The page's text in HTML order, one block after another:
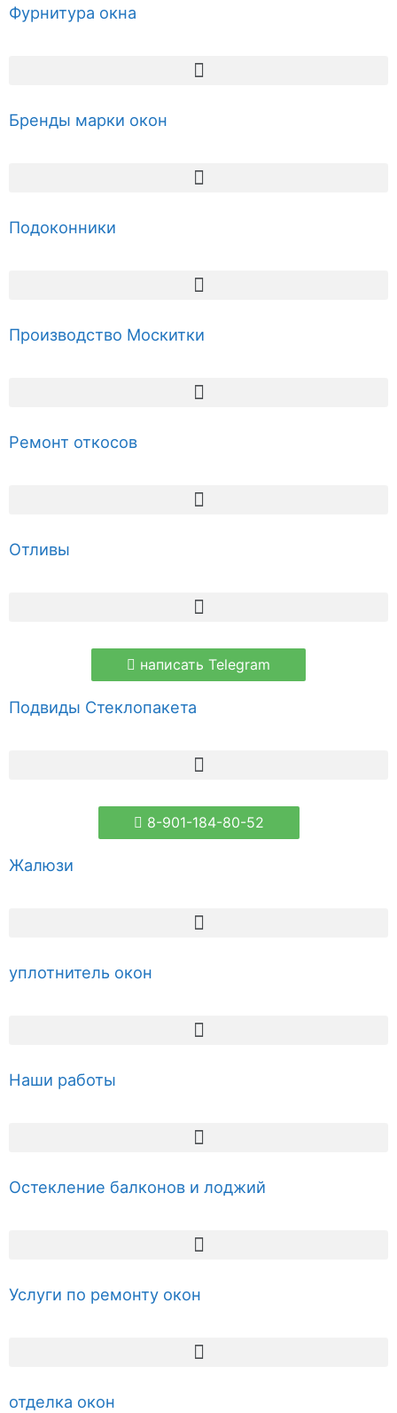
Фурнитура окна
Бренды марки окон
Подоконники
Производство Москитки
Ремонт откосов
Отливы
написать Telegram
Подвиды Стеклопакета
8-901-184-80-52
Жалюзи
уплотнитель окон
Наши работы
Остекление балконов и лоджий
Услуги по ремонту окон
отделка окон